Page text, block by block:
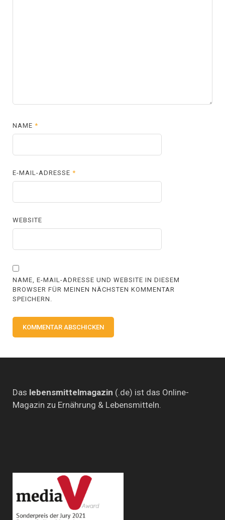
NAME*
E-MAIL-ADRESSE*
WEBSITE
NAME, E-MAIL-ADRESSE UND WEBSITE IN DIESEM
BROWSER FÜR MEINEN NÄCHSTEN KOMMENTAR
SPEICHERN.
Das lebensmittelmagazin (.de) ist das Online-
Magazin zu Ernährung & Lebensmitteln.